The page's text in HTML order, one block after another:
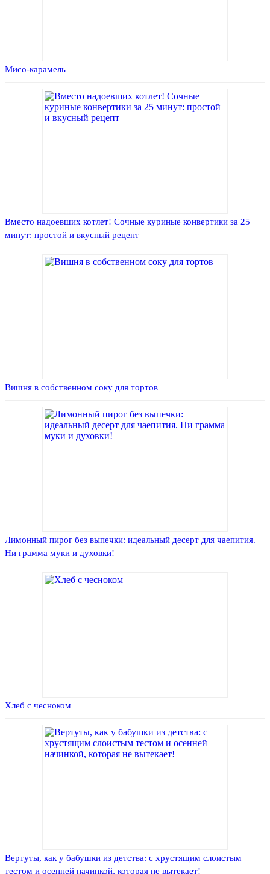
Мисо-карамель
Вместо надоевших котлет! Сочные куриные конвертики за 25
минут: простой и вкусный рецепт
Вишня в собственном соку для тортов
Лимонный пирог без выпечки: идеальный десерт для чаепития.
Ни грамма муки и духовки!
Хлеб с чесноком
Вертуты, как у бабушки из детства: с хрустящим слоистым
тестом и осенней начинкой, которая не вытекает!